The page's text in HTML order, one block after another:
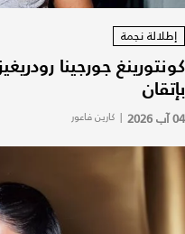
إطلالة نجمة
كونتورينغ جورجينا
بإتقان
04 آب 2026 | كارين فاعور